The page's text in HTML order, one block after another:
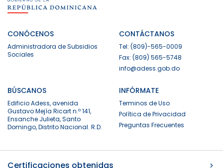
CONÓCENOS
Administradora de Subsidios
Sociales
CONTÁCTANOS
Tel: (809)-565-0009
Fax: (809) 565-5748
info@adess.gob.do
BÚSCANOS
Edificio Adess, avenida
Gustavo Mejía Ricart n.º 141,
Ensanche Julieta, Santo
Domingo, Distrito Nacional. R.D.
INFÓRMATE
Terminos de Uso
Política de Privacidad
Preguntas Frecuentes
Certificaciones obtenidas